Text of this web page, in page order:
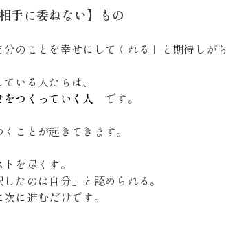
手に委ねない】もの
のことを幸せにしてくれる」と期待しが
いる人たちは、
つくっていく人 です。
ことが起きてきます。
を尽くす。
たのは自分」と認められる。
に進むだけです。